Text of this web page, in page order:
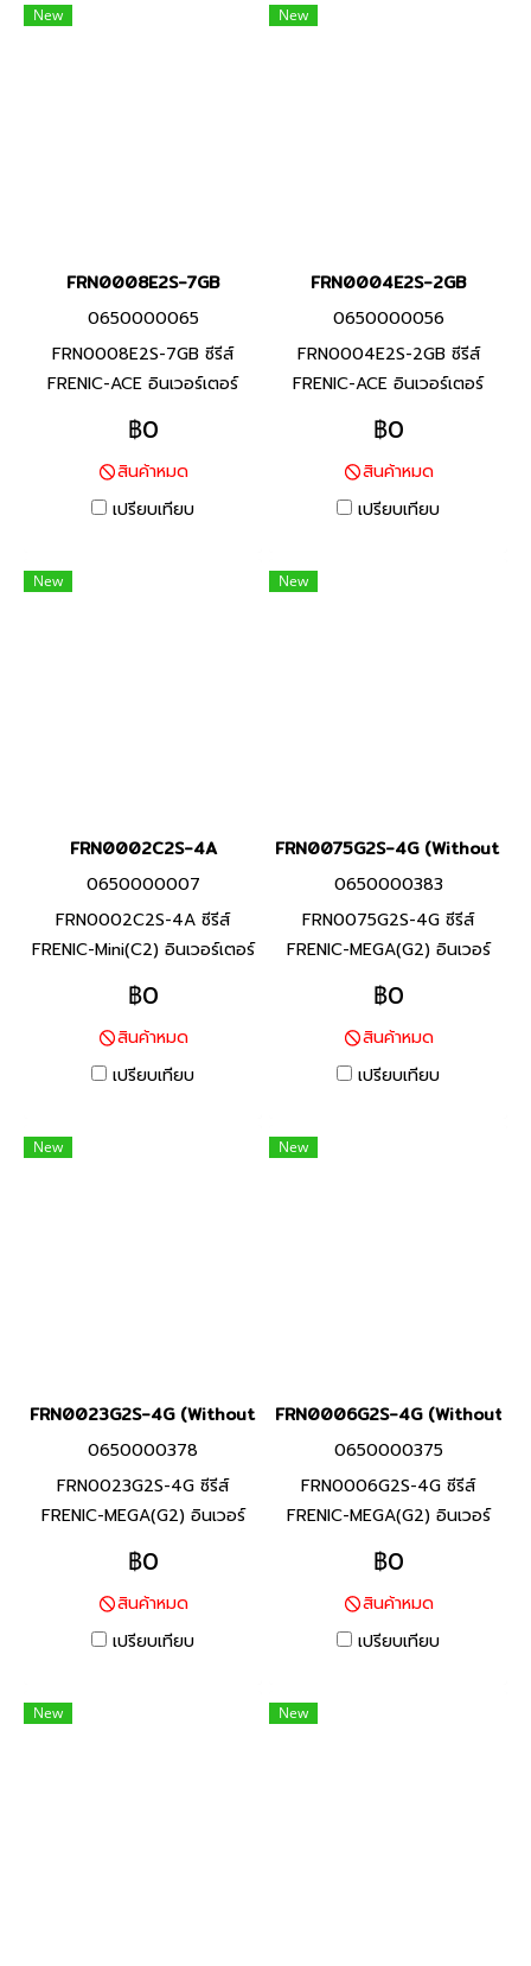
หลากหลายสำหรับเครื่องจักร
ออกแบบที่เหมาะสมสำหรับการใช้
New
FRN0008E2S-7GB
0650000065
FRN0008E2S-7GB ซีรีส์
FRENIC-ACE อินเวอร์เตอร์
แบรนด์ฟูจิ อิเลคทริค สินค้า
แบรนด์ญี่ปุ่น พิกัดกำลัง 1.5
กิโลวัตต์ อินเวอร์เตอร์ที่มี
คุณสมบัติครบถ้วน และรักษา
หลากหลายสำหรับเครื่องจักร
฿0
สินค้าหมด
เปรียบเทียบ
New
FRN0004E2S-2GB
0650000056
FRN0004E2S-2GB ซีรีส์
FRENIC-ACE อินเวอร์เตอร์
แบรนด์ฟูจิ อิเลคทริค สินค้า
แบรนด์ญี่ปุ่น พิกัดกำลัง 0.4
กิโลวัตต์(HHD), 0.75 กิโล
วัตต์(HND) อินเวอร์เตอร์ที่มี
ที่เหมาะสมสำหรับการใช้งานที่
฿0
สินค้าหมด
เปรียบเทียบ
New
FRN0002C2S-4A
0650000007
FRN0002C2S-4A ซีรีส์
FRENIC-Mini(C2) อินเวอร์เตอร์
แบรนด์ฟูจิ อิเลคทริค สินค้า
แบรนด์ญี่ปุ่น พิกัดกำลัง 0.4
กิโลวัตต์ FRENIC-Mini ยกระดับ
ประสิทธิภาพของเครื่องจักร และ
พัดลม / งานมอเตอร์ปั๊ม / งาน
฿0
สินค้าหมด
เปรียบเทียบ
New
FRN0075G2S-4G (Without
0650000383
FRN0075G2S-4G ซีรีส์
FRENIC-MEGA(G2) อินเวอร์
เตอร์แบรนด์ฟูจิ อิเลคทริค สินค้า
แบรนด์ญี่ปุ่น พิกัดกำลัง 30
กิโลวัตต์(HHD), 37 กิโล
วัตต์(HND) อินเวอร์เตอร์หลาก
เทคโนโลยีที่ดีที่สุด ด้วยความ
฿0
สินค้าหมด
เปรียบเทียบ
New
FRN0023G2S-4G (Without Keypad)
0650000378
FRN0023G2S-4G ซีรีส์
FRENIC-MEGA(G2) อินเวอร์
เตอร์แบรนด์ฟูจิ อิเลคทริค สินค้า
แบรนด์ญี่ปุ่น พิกัดกำลัง 7.5
กิโลวัตต์(HHD), 11 กิโล
วัตต์(HND) อินเวอร์เตอร์หลาก
เทคโนโลยีที่ดีที่สุด ด้วยความ
฿0
สินค้าหมด
เปรียบเทียบ
New
FRN0006G2S-4G (Without
0650000375
FRN0006G2S-4G ซีรีส์
FRENIC-MEGA(G2) อินเวอร์
เตอร์แบรนด์ฟูจิ อิเลคทริค สินค้า
แบรนด์ญี่ปุ่น พิกัดกำลัง 2.2
กิโลวัตต์ อินเวอร์เตอร์หลาก
หลายฟังก์ชันที่มีประสิทธิภาพสูง
ยืดหยุ่นในการใช้งาน และฟังก์ชัน
฿0
สินค้าหมด
เปรียบเทียบ
New New